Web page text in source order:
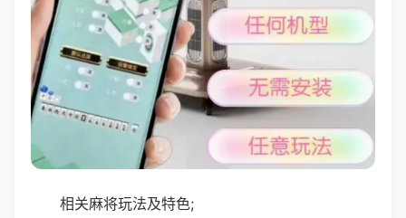
相关麻将玩法及特色;